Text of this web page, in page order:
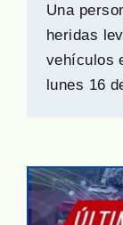
Una
heridas
vehículos
lunes 16